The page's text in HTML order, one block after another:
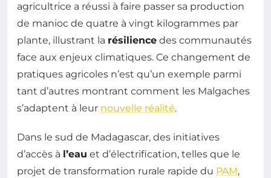
agricultrice a réussi à faire passer sa production
de manioc de quatre à vingt kilogrammes par
plante, illustrant la résilience des communautés
face aux enjeux climatiques. Ce changement de
pratiques agricoles n’est qu’un exemple parmi
tant d’autres montrant comment les Malgaches
s’adaptent à leur nouvelle réalité.
Dans le sud de Madagascar, des initiatives
d’accès à l’eau et d’électrification, telles que le
projet de transformation rurale rapide du PAM,